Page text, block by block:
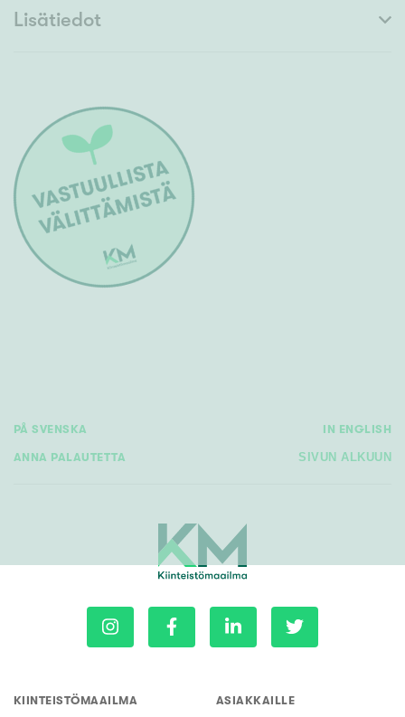
Lisätiedot
PÅ SVENSKA IN ENGLISH
ANNA PALAUTETTA SIVUN ALKUUN
KIINTEISTÖMAAILMA ASIAKKAILLE